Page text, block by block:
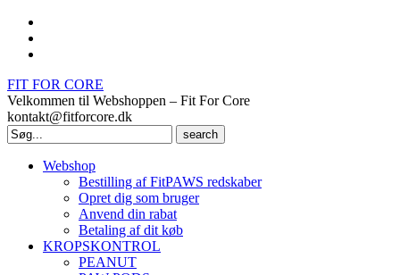
FIT FOR CORE
Velkommen til Webshoppen – Fit For Core
kontakt@fitforcore.dk
Search
for:
Webshop
Bestilling af FitPAWS redskaber
Opret dig som bruger
Anvend din rabat
Betaling af dit køb
KROPSKONTROL
PEANUT